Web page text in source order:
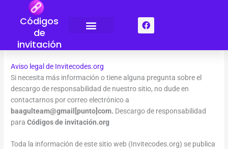
Códigos
de
invitación
F
a
c
b
k
Aviso legal de Invitecodes.org
Si necesita más información o tiene alguna pregunta sobre el
descargo de responsabilidad de nuestro sitio, no dude en
contactarnos por correo electrónico a
baagulteam@gmail[punto]com. Descargo de responsabilidad
paraCódigos de invitación.org
Toda la información de este sitio web (Invitecodes.org) se publica